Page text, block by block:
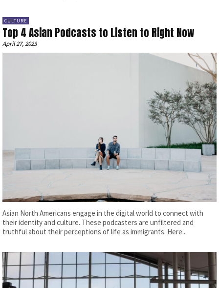
CULTURE
Top 4 Asian Podcasts to Listen to Right Now
April 27, 2023
Asian North Americans engage in the digital world to connect with
their identity and culture. These podcasters are unfiltered and
truthful about their perceptions of life as immigrants. Here...